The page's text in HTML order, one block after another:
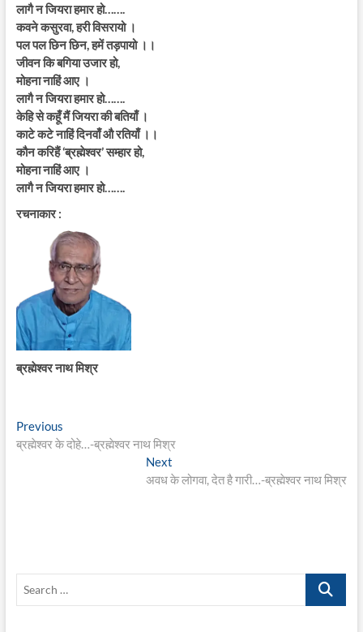
लागै न जियरा हमार हो…….
कवने कसुरवा, हरी विसरायो ।
पल पल छिन छिन, हमें तड़पायो ।।
जीवन कि बगिया उजार हो,
मोहना नाहिं आए ।
लागै न जियरा हमार हो…….
केहि से कहूँ मैं जियरा की बतियाँ ।
काटे कटे नाहिं दिनवाँ औ रतियाँ ।।
कौन करिहैं ‘ब्रह्मेश्वर’ सम्हार हो,
मोहना नाहिं आए ।
लागै न जियरा हमार हो…….
रचनाकार :
ब्रह्मेश्वर नाथ मिश्र
Post
navigation
PreviousPrevious
post:
ब्रह्मेश्वर के दोहे…-ब्रह्मेश्वर नाथ मिश्र
Next
post:
अवध के लोगवा, देत है गारी…-ब्रह्मेश्वर नाथ मिश्र
Search